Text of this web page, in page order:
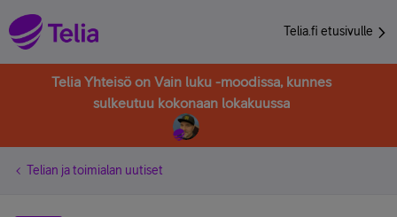
Telia.fi etusivulle
Telia Yhteisö on Vain luku -moodissa, kunnes
sulkeutuu kokonaan lokakuussa
Telian ja toimialan uutiset